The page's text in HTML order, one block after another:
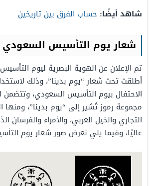
شاهد أيضًا: حساب الفرق بين تاريخين
شعار يوم التأسيس السعودي 2022
تم الإعلان عن الهوية البصرية ليوم
أطلقت تحت شعار “يوم بدينا”، وذلك
الاحتفال بيوم التأسيس السعودي، وتتضمن
مجموعة رموز تُشير إلى “يوم بدينا”،
التجاري والخيل العربي، والأمراء والفرسان
عاليًا، وفيما يلي نعرض صور شعار يوم